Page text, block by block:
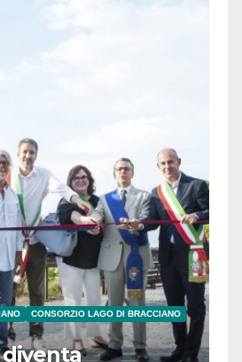
CONSORZIO LAGO DI BRACCIANO
diventa